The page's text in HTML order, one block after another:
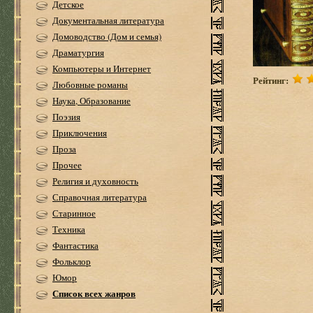
Детское
Документальная литература
Домоводство (Дом и семья)
Драматургия
Компьютеры и Интернет
Любовные романы
Наука, Образование
Поэзия
Приключения
Проза
Прочее
Религия и духовность
Справочная литература
Старинное
Техника
Фантастика
Фольклор
Юмор
Список всех жанров
Рейтинг: